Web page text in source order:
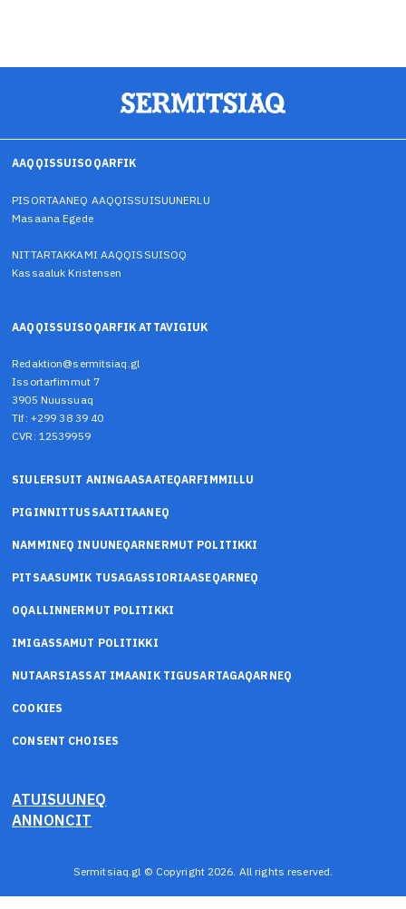
AAQQISSUISOQARFIK
PISORTAANEQ AAQQISSUISUUNERLU
Masaana Egede
NITTARTAKKAMI AAQQISSUISOQ
Kassaaluk Kristensen
AAQQISSUISOQARFIK ATTAVIGIUK
Redaktion@sermitsiaq.gl
Issortarfimmut 7
3905 Nuussuaq
Tlf: +299 38 39 40
CVR: 12539959
SIULERSUIT ANINGAASAATEQARFIMMILLU
PIGINNITTUSSAATITAANEQ
NAMMINEQ INUUNEQARNERMUT POLITIKKI
PITSAASUMIK TUSAGASSIORIAASEQARNEQ
OQALLINNERMUT POLITIKKI
IMIGASSAMUT POLITIKKI
NUTAARSIASSAT IMAANIK TIGUSARTAGAQARNEQ
COOKIES
CONSENT CHOISES
ATUISUUNEQ
ANNONCIT
Sermitsiaq.gl © Copyright 2026. All rights reserved.